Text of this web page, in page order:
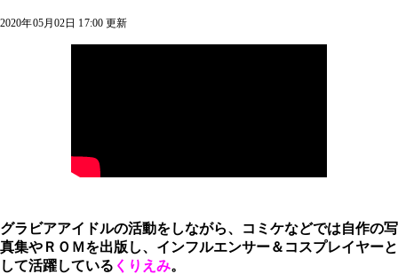
2020年05月02日 17:00 更新
グラビアアイドルの活動をしながら、コミケなどでは自作の写
真集やＲＯＭを出版し、インフルエンサー＆コスプレイヤーと
して活躍している くりえみ。